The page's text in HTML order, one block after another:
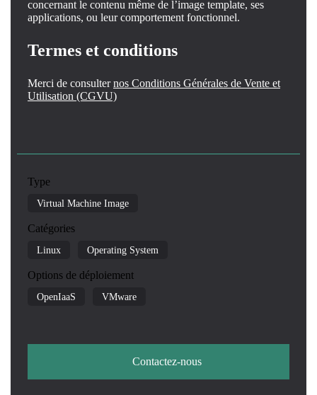
concernant le contenu même de l’image template, ses
applications, ou leur comportement fonctionnel.
Termes et conditions
Merci de consulternos Conditions Générales de Vente et
Utilisation (CGVU)
Type
Virtual Machine Image
Catégories
Linux Operating System
Options de déploiement
OpenIaaS VMware
Contactez-nous